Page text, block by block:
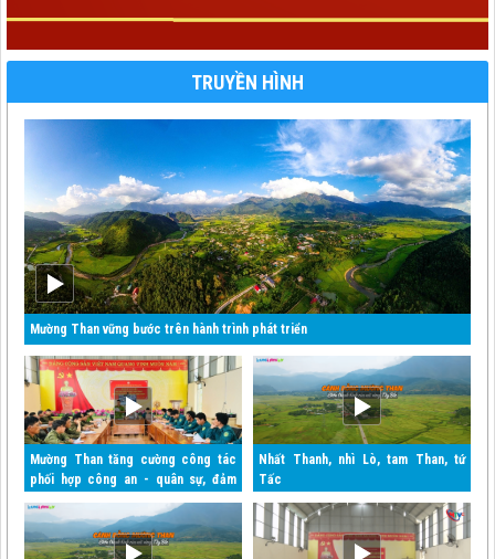
TRUYỀN HÌNH
Mường Than vững bước trên hành trình phát triển
Mường Than tăng cường công tác
phối hợp công an - quân sự, đảm
toàn xã hội
Nhất Thanh, nhì Lò, tam Than, tứ
Tấc